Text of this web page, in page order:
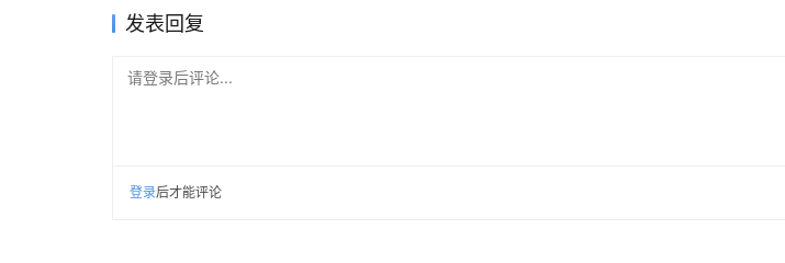
期望的负担。相比现在我看到高期望对人的负担，我把它视为一种优势。去了哈佛对我
的大学，离开布鲁克林。
发表回复
请登录后评论...
登录后才能评论